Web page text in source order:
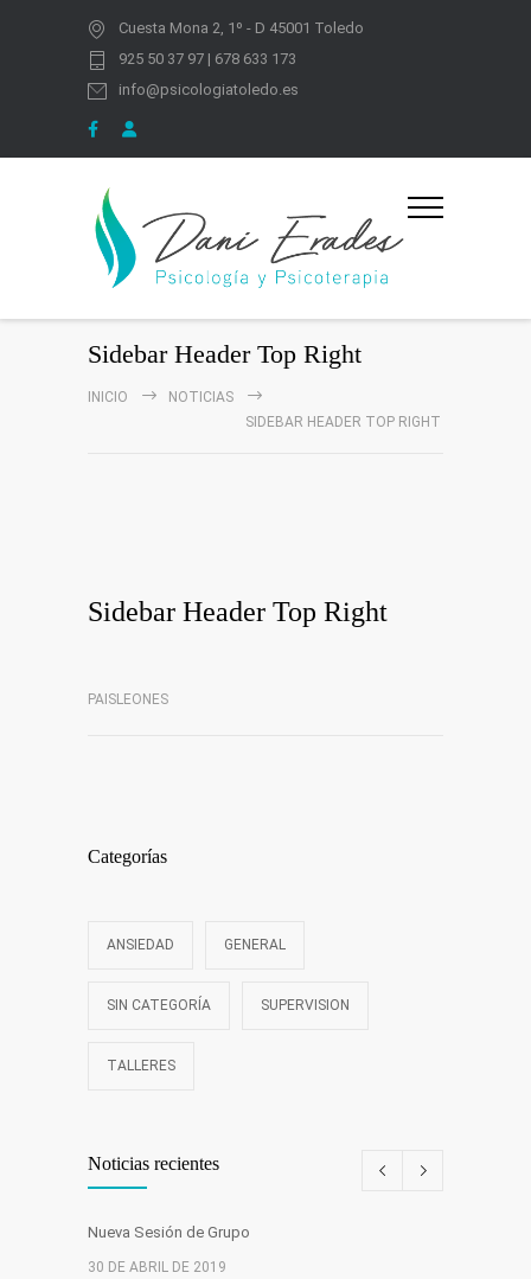
Cuesta Mona 2, 1º - D 45001 Toledo
925 50 37 97 | 678 633 173
info@psicologiatoledo.es
Sidebar Header Top Right
INICIO
NOTICIAS
SIDEBAR HEADER TOP RIGHT
Sidebar Header Top Right
PAISLEONES
Categorías
ANSIEDAD GENERAL
SIN CATEGORÍA SUPERVISION
TALLERES
Noticias recientes
Nueva Sesión de Grupo
30 DE ABRIL DE 2019